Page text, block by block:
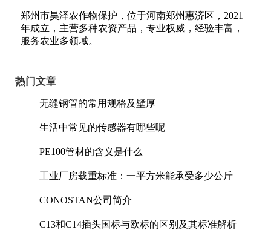
郑州市昊泽农作物保护，位于河南郑州惠济区，2021
年成立，主营多种农资产品，专业权威，经验丰富，
服务农业多领域。
热门文章
无缝钢管的常用规格及壁厚
生活中常见的传感器有哪些呢
PE100管材的含义是什么
工业厂房载重标准：一平方米能承受多少公斤
CONOSTAN公司简介
C13和C14插头国标与欧标的区别及其标准解析